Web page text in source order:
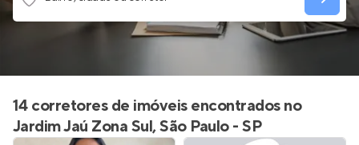
14 corretores de imóveis encontrados no
Jardim Jaú Zona Sul, São Paulo - SP